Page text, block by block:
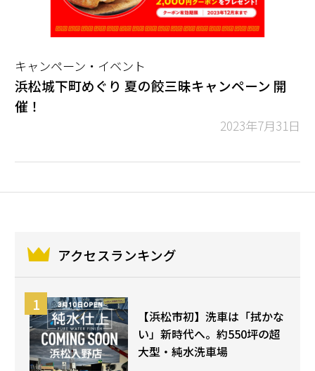
キャンペーン・イベント
浜松城下町めぐり 夏の餃三昧キャンペーン 開
催！
2023年7月31日
アクセスランキング
【浜松市初】洗車は「拭かな
い」新時代へ。約550坪の超
大型・純水洗車場